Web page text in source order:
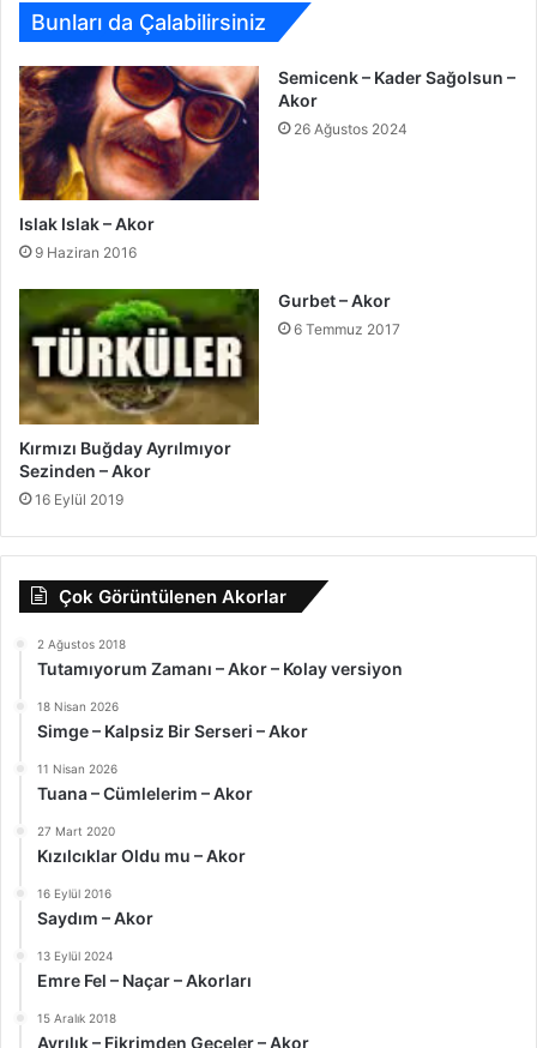
Bunları da Çalabilirsiniz
Islak Islak – Akor
9 Haziran 2016
Semicenk – Kader Sağolsun –
Akor
26 Ağustos 2024
Kırmızı Buğday Ayrılmıyor
Sezinden – Akor
16 Eylül 2019
Gurbet – Akor
6 Temmuz 2017
Çok Görüntülenen Akorlar
2 Ağustos 2018
Tutamıyorum Zamanı – Akor – Kolay versiyon
18 Nisan 2026
Simge – Kalpsiz Bir Serseri – Akor
11 Nisan 2026
Tuana – Cümlelerim – Akor
27 Mart 2020
Kızılcıklar Oldu mu – Akor
16 Eylül 2016
Saydım – Akor
13 Eylül 2024
Emre Fel – Naçar – Akorları
15 Aralık 2018
Ayrılık – Fikrimden Geceler – Akor